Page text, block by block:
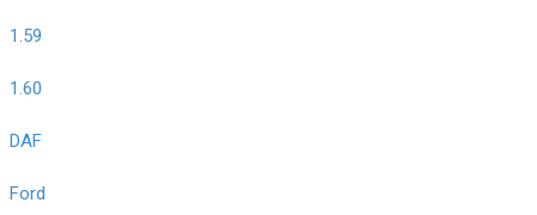
1.59
1.60
DAF
Ford